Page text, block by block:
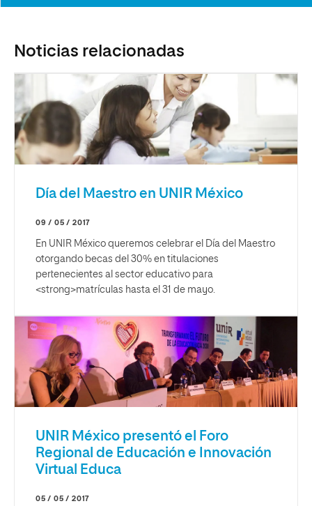
Noticias relacionadas
Día del Maestro en UNIR México
09 / 05 / 2017
En UNIR México queremos celebrar el Día del Maestro
otorgando becas del 30% en titulaciones
pertenecientes al sector educativo para
<strong>matrículas hasta el 31 de mayo.
UNIR México presentó el Foro
Regional de Educación e Innovación
Virtual Educa
05 / 05 / 2017